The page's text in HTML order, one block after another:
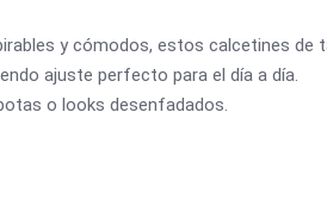
y cómodos, estos calcetines de
ajuste perfecto para el día a día.
o looks desenfadados.